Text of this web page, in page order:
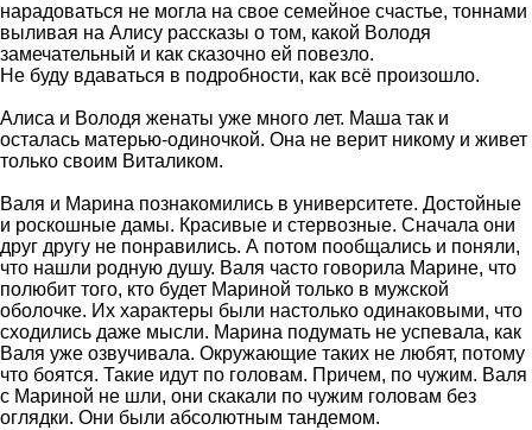
нарадоваться не могла на свое семейное счастье, тоннами
выливая на Алису рассказы о том, какой Володя
замечательный и как сказочно ей повезло.
Не буду вдаваться в подробности, как всё произошло.
Алиса и Володя женаты уже много лет. Маша так и
осталась матерью-одиночкой. Она не верит никому и живет
только своим Виталиком.
Валя и Марина познакомились в университете. Достойные
и роскошные дамы. Красивые и стервозные. Сначала они
друг другу не понравились. А потом пообщались и поняли,
что нашли родную душу. Валя часто говорила Марине, что
полюбит того, кто будет Мариной только в мужской
оболочке. Их характеры были настолько одинаковыми, что
сходились даже мысли. Марина подумать не успевала, как
Валя уже озвучивала. Окружающие таких не любят, потому
что боятся. Такие идут по головам. Причем, по чужим. Валя
с Мариной не шли, они скакали по чужим головам без
оглядки. Они были абсолютным тандемом.